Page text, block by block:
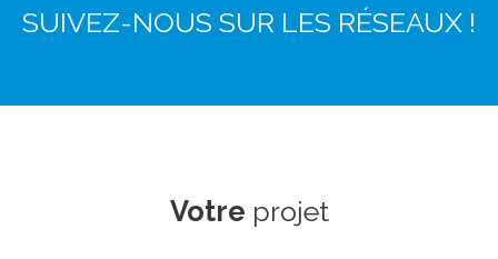
SUIVEZ-NOUS SUR LES RÉSEAUX !
Votre projet